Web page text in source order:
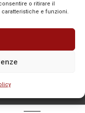
o ritirare il
e funzioni.
provenienti da terze
di proprietà dei legittimi
o norme vigenti, è
rimozione tramite
town.it